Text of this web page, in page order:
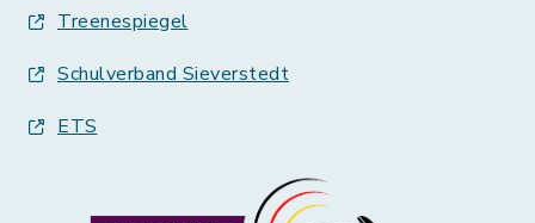
Treenespiegel
Schulverband Sieverstedt
ETS